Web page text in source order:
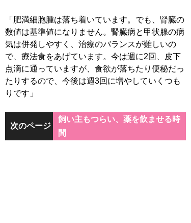
「肥満細胞腫は落ち着いています。でも、腎臓の
数値は基準値になりません。腎臓病と甲状腺の病
気は併発しやすく、治療のバランスが難しいの
で、療法食をあげています。今は週に2回、皮下
点滴に通っていますが、食欲が落ちたり便秘だっ
たりするので、今後は週3回に増やしていくつも
りです」
次のページ
飼い主もつらい、薬を飲ませる時
間